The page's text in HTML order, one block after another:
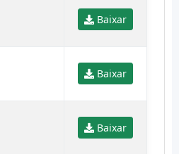
Baixar
Baixar
Baixar